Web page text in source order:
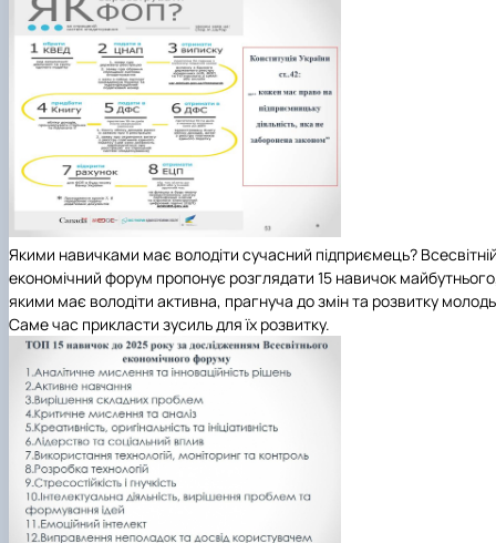
Якими навичками має володіти сучасний підприємець?
економічний форум пропонує розглядати 15 навичок
якими має володіти активна, прагнуча до змін та розвитку
Саме час прикласти зусиль для їх розвитку.